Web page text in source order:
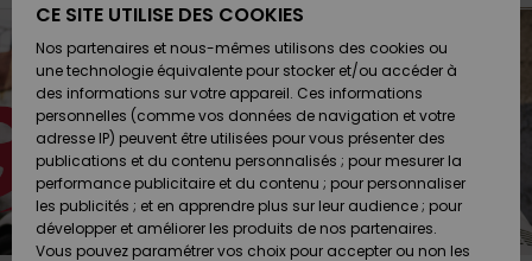
Chaussures
& Tongs
Surf
Snow
Chaussures
& Tongs
Surf
Snow
FEMME
A
Découvrir
Snow
SURF
Surf
Shop
Enfant
Highlights
Communauté
SNOW
Snow
Shop
Enfant
Snow
Shop
Femme
OUTLET
Enfant
Outlet
Femme
Retours
Paiement
Carte
Cadeau
CE SITE UTILISE DES COOKIES
Nos partenaires et nous-mêmes utilisons des cookies ou
une technologie équivalente pour stocker et/ou accéder à
des informations sur votre appareil. Ces informations
personnelles (comme vos données de navigation et votre
adresse IP) peuvent être utilisées pour vous présenter des
publications et du contenu personnalisés ; pour mesurer la
performance publicitaire et du contenu ; pour personnaliser
les publicités ; et en apprendre plus sur leur audience ; pour
développer et améliorer les produits de nos partenaires.
Vous pouvez paramétrer vos choix pour accepter ou non les